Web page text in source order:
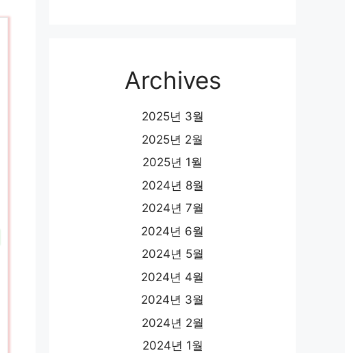
Archives
2025년 3월
2025년 2월
2025년 1월
2024년 8월
2024년 7월
2024년 6월
2024년 5월
2024년 4월
2024년 3월
2024년 2월
2024년 1월